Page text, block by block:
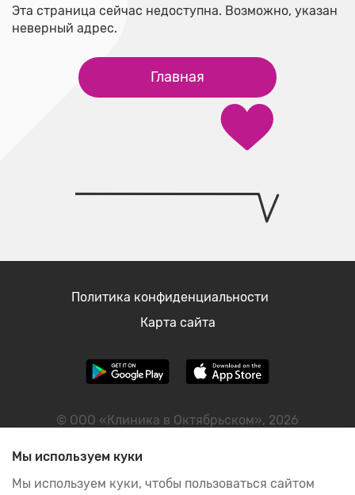
Эта страница сейчас недоступна. Возможно, указан
неверный адрес.
Главная
© ООО «Клиника в Октябрьском», 2026
Политика конфиденциальности
Карта сайта
Мы используем куки
Мы используем куки, чтобы пользоваться сайтом